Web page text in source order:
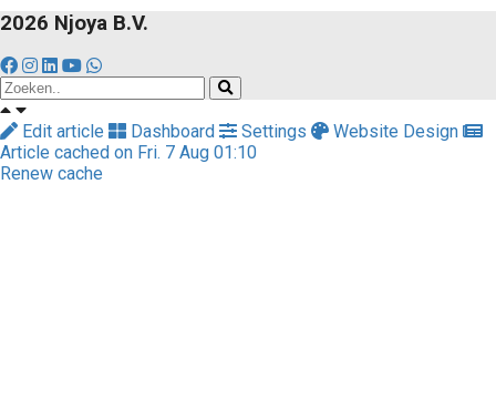
2026 Njoya B.V.
Edit article Dashboard Settings
Website Design
Article cached on Fri. 7 Aug 01:10
Renew cache